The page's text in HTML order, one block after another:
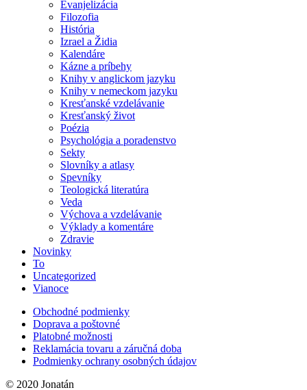
Evanjelizácia
Filozofia
História
Izrael a Židia
Kalendáre
Kázne a príbehy
Knihy v anglickom jazyku
Knihy v nemeckom jazyku
Kresťanské vzdelávanie
Kresťanský život
Poézia
Psychológia a poradenstvo
Sekty
Slovníky a atlasy
Spevníky
Teologická literatúra
Veda
Výchova a vzdelávanie
Výklady a komentáre
Zdravie
Novinky
To
Uncategorized
Vianoce
Obchodné podmienky
Doprava a poštovné
Platobné možnosti
Reklamácia tovaru a záručná doba
Podmienky ochrany osobných údajov
© 2020 Jonatán